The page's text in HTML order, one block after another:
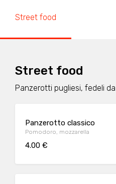
Street food
Street food
Panzerotti pugliesi, fedeli
Panzerotto classico
Pomodoro, mozzarella
4.00 €